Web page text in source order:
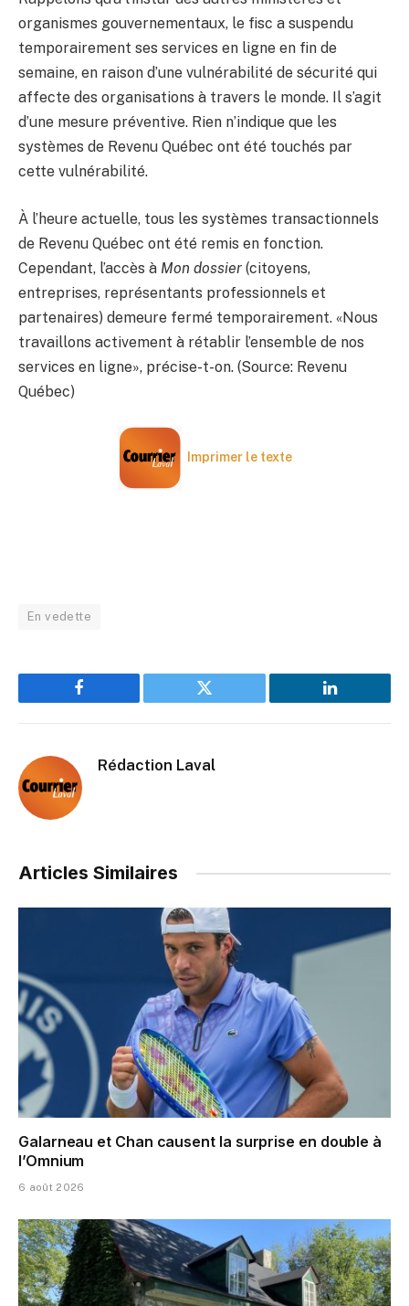
organismes gouvernementaux, le fisc a suspendu
temporairement ses services en ligne en fin de
semaine, en raison d’une vulnérabilité de sécurité qui
affecte des organisations à travers le monde. Il s’agit
d’une mesure préventive. Rien n’indique que les
systèmes de Revenu Québec ont été touchés par
cette vulnérabilité.
À l’heure actuelle, tous les systèmes transactionnels
de Revenu Québec ont été remis en fonction.
Cependant, l’accès à Mon dossier (citoyens,
entreprises, représentants professionnels et
partenaires) demeure fermé temporairement. «Nous
travaillons activement à rétablir l’ensemble de nos
services en ligne», précise-t-on. (Source: Revenu
Québec)
Imprimer le texte
En vedette
Facebook Twitter LinkedIn
Rédaction Laval
Articles Similaires
Galarneau et Chan causent la surprise en double à
l’Omnium
6 août 2026